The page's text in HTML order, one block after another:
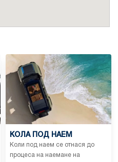
КОЛА ПОД НАЕМ
Коли под наем се отнася до
процеса на наемане на